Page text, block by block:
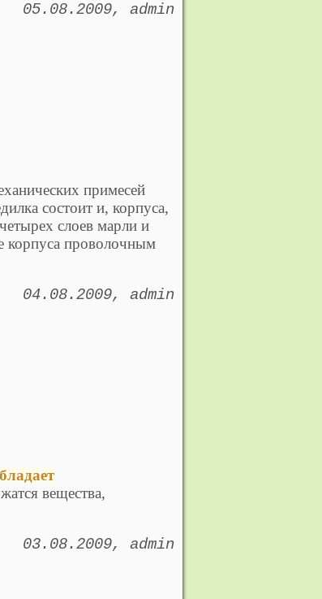
05.08.2009 admin
примесей
состоит и, корпуса,
слоев марли и
корпуса проволочным
04.08.2009 admin
вещества,
03.08.2009 admin